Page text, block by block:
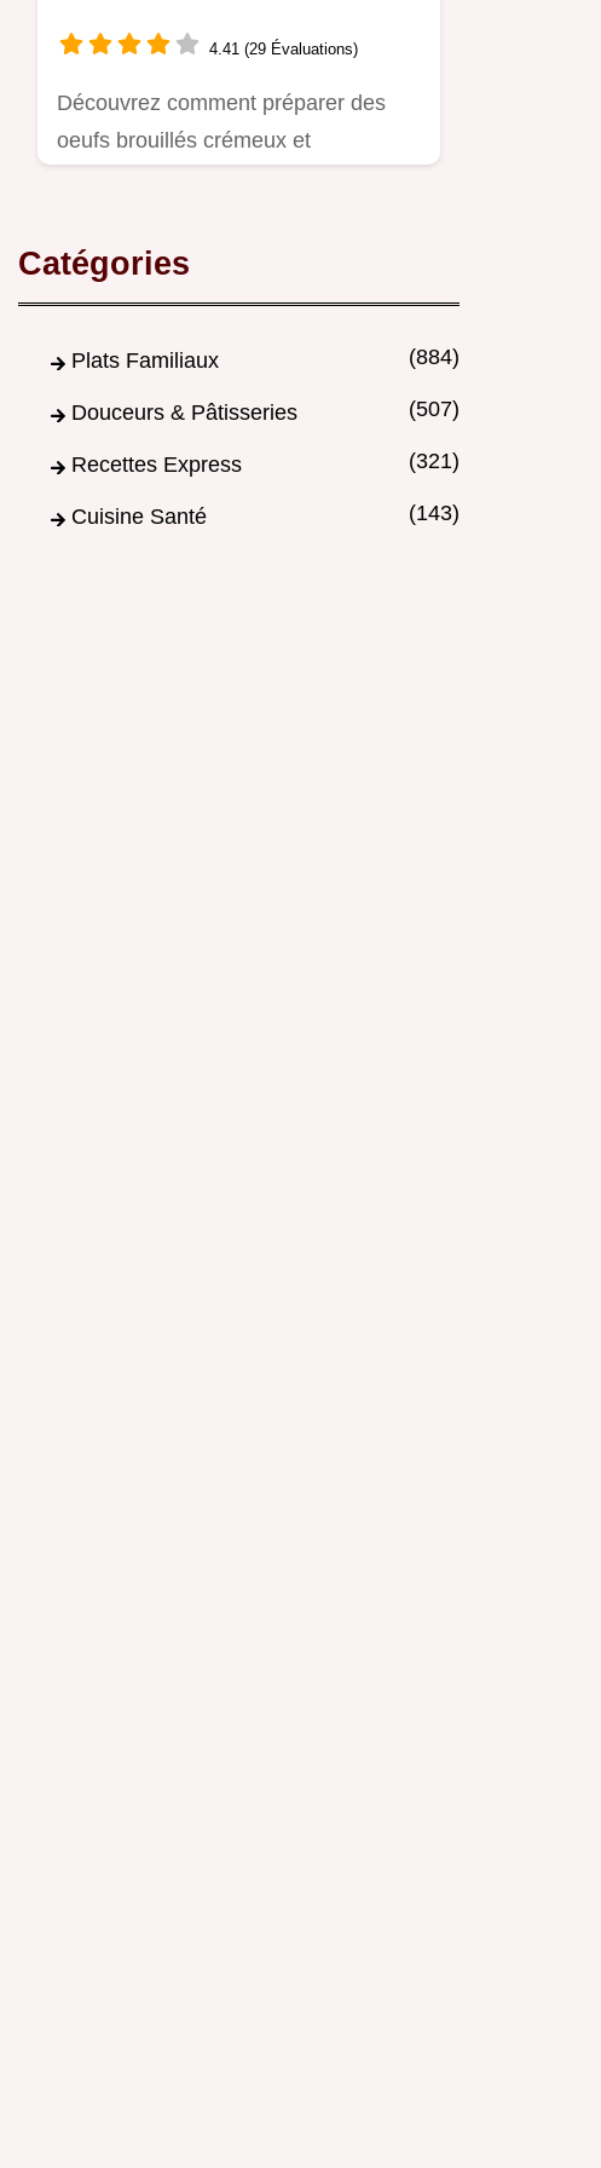
4.41 (29 Évaluations)
Découvrez comment préparer des
oeufs brouillés crémeux et
Catégories
Plats Familiaux (884)
Douceurs & Pâtisseries (507)
Recettes Express (321)
Cuisine Santé (143)